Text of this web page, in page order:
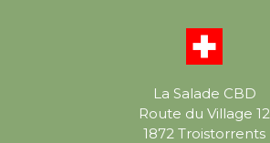
La Salade CBD
Route du Village 12
1872 Troistorrents